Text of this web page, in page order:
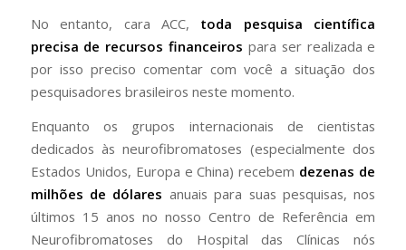
No entanto, cara ACC, toda pesquisa científica
precisa de recursos financeiros para ser realizada e
por isso preciso comentar com você a situação dos
pesquisadores brasileiros neste momento.
Enquanto os grupos internacionais de cientistas
dedicados às neurofibromatoses (especialmente dos
Estados Unidos, Europa e China) recebem dezenas de
milhões de dólares anuais para suas pesquisas, nos
últimos 15 anos no nosso Centro de Referência em
Neurofibromatoses do Hospital das Clínicas nós